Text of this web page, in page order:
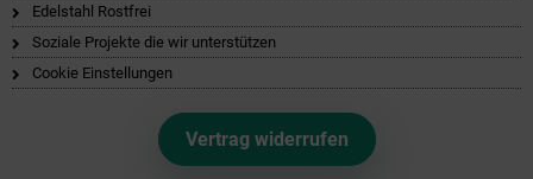
Edelstahl Rostfrei
Soziale Projekte die wir unterstützen
Cookie Einstellungen
Vertrag widerrufen